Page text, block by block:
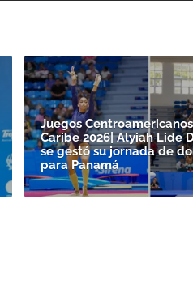
Juegos
Caribe 2026| Alyiah Lide
se gestó su jornada de
para Panamá